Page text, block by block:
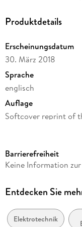
Lab Sessions. -
Case Studies.
Produktdetails
Erscheinungsdatum
30. März 2018
Sprache
englisch
Auflage
Softcover reprint of
Reihe
Autor/Autorin
Verlag/Hersteller
Barrierefreiheit
Keine Information
Entdecken Sie
Elektrotechnik